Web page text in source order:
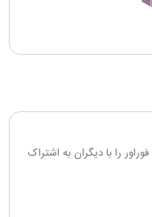
را با دیگران به اشتراک